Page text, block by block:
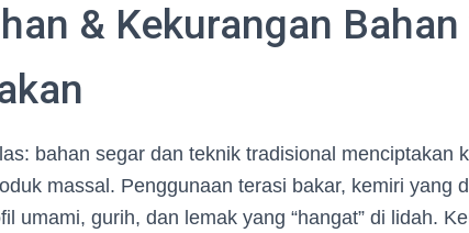
& Kekurangan Bahan
bahan segar dan teknik tradisional menciptakan
massal. Penggunaan terasi bakar, kemiri yang
umami, gurih, dan lemak yang “hangat” di lidah.